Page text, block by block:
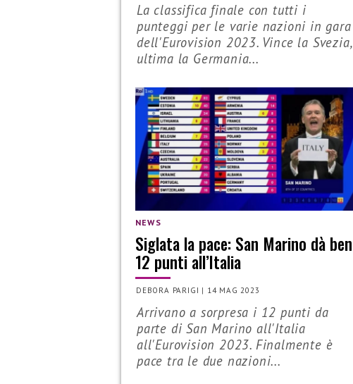
La classifica finale con tutti i
punteggi per le varie nazioni in gara
dell'Eurovision 2023. Vince la Svezia,
ultima la Germania...
NEWS
Siglata la pace: San Marino dà ben
12 punti all’Italia
DEBORA PARIGI | 14 MAG 2023
Arrivano a sorpresa i 12 punti da
parte di San Marino all'Italia
all'Eurovision 2023. Finalmente è
pace tra le due nazioni...